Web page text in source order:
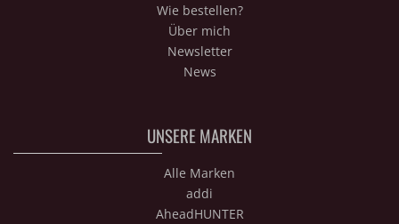
Wie bestellen?
Über mich
Newsletter
News
UNSERE MARKEN
Alle Marken
addi
AheadHUNTER